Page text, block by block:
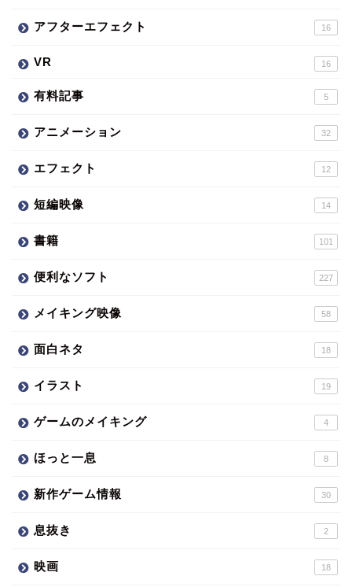
アフターエフェクト 16
VR 16
有料記事 5
アニメーション 32
エフェクト 12
短編映像 14
書籍 101
便利なソフト 227
メイキング映像 58
面白ネタ 18
イラスト 19
ゲームのメイキング 4
ほっと一息 8
新作ゲーム情報 30
息抜き 2
映画 18